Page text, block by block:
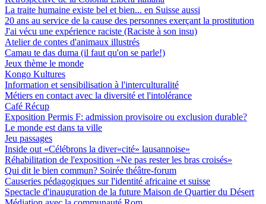
La traite humaine existe bel et bien... en Suisse aussi
20 ans au service de la cause des personnes exerçant la prostitution
J'ai vécu une expérience raciste (Raciste à son insu)
Atelier de contes d'animaux illustrés
Camau te das duma (il faut qu'on se parle!)
Jeux thème le monde
Kongo Kultures
Information et sensibilisation à l'interculturalité
Métiers en contact avec la diversité et l'intolérance
Café Récup
Exposition Permis F: admission provisoire ou exclusion durable?
Le monde est dans ta ville
Jeu passages
Inside out «Célébrons la diver«cité» lausannoise»
Réhabilitation de l'exposition «Ne pas rester les bras croisés»
Qui dit le bien commun? Soirée théâtre-forum
Causeries pédagogiques sur l'identité africaine et suisse
Spectacle d'inauguration de la future Maison de Quartier du Désert